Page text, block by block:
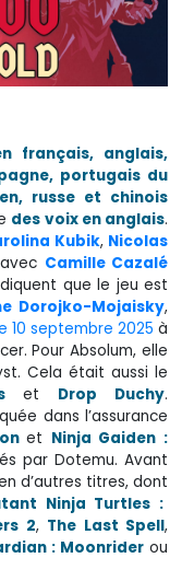
français, anglais,
portugais du
russe et chinois
des voix en anglais.
Kubik, Nicolas
Camille Cazalé
que le jeu est
Dorojko-Mojaisky,
10 septembre 2025 à
Pour Absolum, elle
Cela était aussi le
et Drop Duchy.
dans l’assurance
et Ninja Gaiden :
par Dotemu. Avant
d’autres titres, dont
Ninja Turtles :
2, The Last Spell,
: Moonriderou